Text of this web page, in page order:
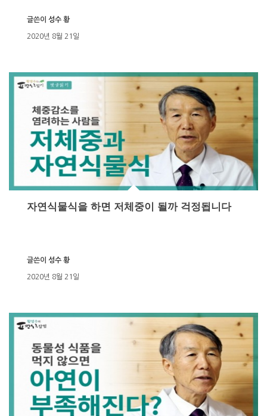
2020년 8월 21일
글쓴이 성수 황
자연식물식을 하면 저체중이 될까 걱정됩니다
2020년 8월 21일
글쓴이 성수 황